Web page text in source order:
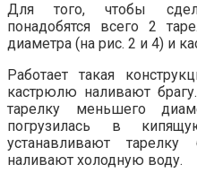
Для того, чтобы
понадобятся всего 2
диаметра (на рис. 2 и 4) и
Работает такая
кастрюлю наливают
тарелку меньшего
погрузилась в
устанавливают
наливают холодную воду.